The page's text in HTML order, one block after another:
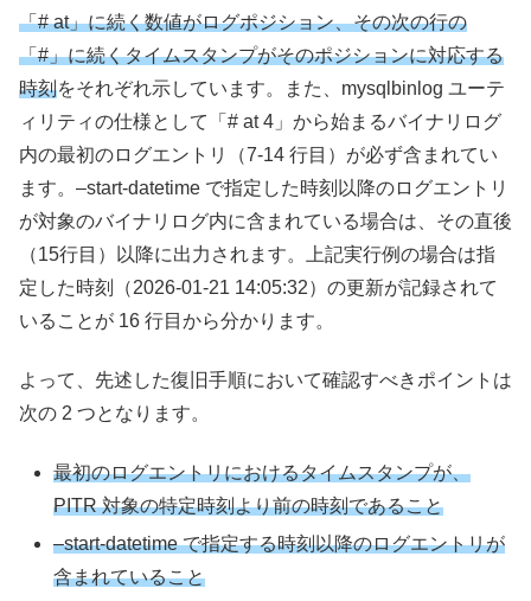
「# at」に続く数値がログポジション、その次の行の
「#」に続くタイムスタンプがそのポジションに対応する
時刻をそれぞれ示しています。また、mysqlbinlog ユーテ
ィリティの仕様として「# at 4」から始まるバイナリログ
内の最初のログエントリ（7-14 行目）が必ず含まれてい
ます。–start-datetime で指定した時刻以降のログエントリ
が対象のバイナリログ内に含まれている場合は、その直後
（15行目）以降に出力されます。上記実行例の場合は指
定した時刻（2026-01-21 14:05:32）の更新が記録されて
いることが 16 行目から分かります。
よって、先述した復旧手順において確認すべきポイントは
次の 2 つとなります。
最初のログエントリにおけるタイムスタンプが、
PITR 対象の特定時刻より前の時刻であること
–start-datetime で指定する時刻以降のログエントリが
含まれていること